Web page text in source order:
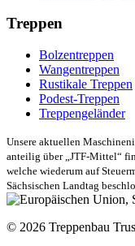
Treppen
Bolzentreppen
Wangentreppen
Rustikale Treppen
Podest-Treppen
Treppengeländer
Unsere aktuellen
anteilig über „JTF-Mittel“
welche wiederum auf
Sächsischen Landtag
© 2026 Treppenbau